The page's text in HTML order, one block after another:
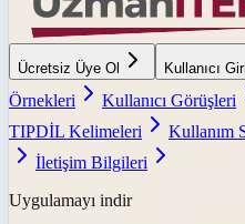
Ücretsiz Üye Ol Kullanıcı
Örnekleri
Kullanıcı Görüşleri
TIPDİL Kelimeleri
Kullanım
İletişim Bilgileri
Uygulamayı indir